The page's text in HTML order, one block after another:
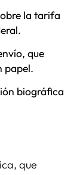
la tarifa
que
papel.
biográfica
que